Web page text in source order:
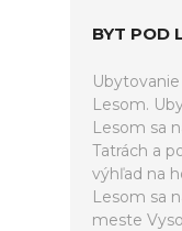
BYT POD
Lesom.
Lesom sa
Tatrách a
výhľad na
Lesom sa
meste